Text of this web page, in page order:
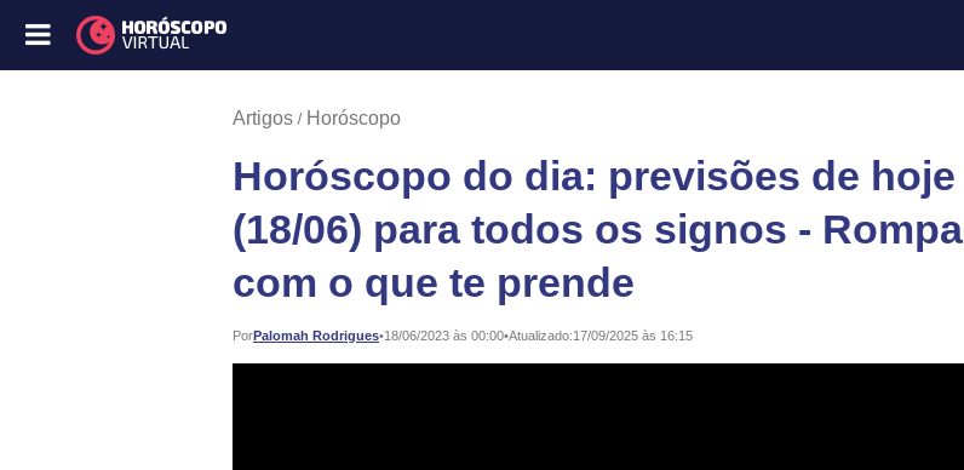
Artigos Horóscopo
Horóscopo do dia: previsões de hoje
(18/06) para todos os signos - Rompa
com o que te prende
PorPalomah Rodrigues•
Publicado: 18/06/2023 às 00:00•Atualizado:17/09/2025 às 16:15